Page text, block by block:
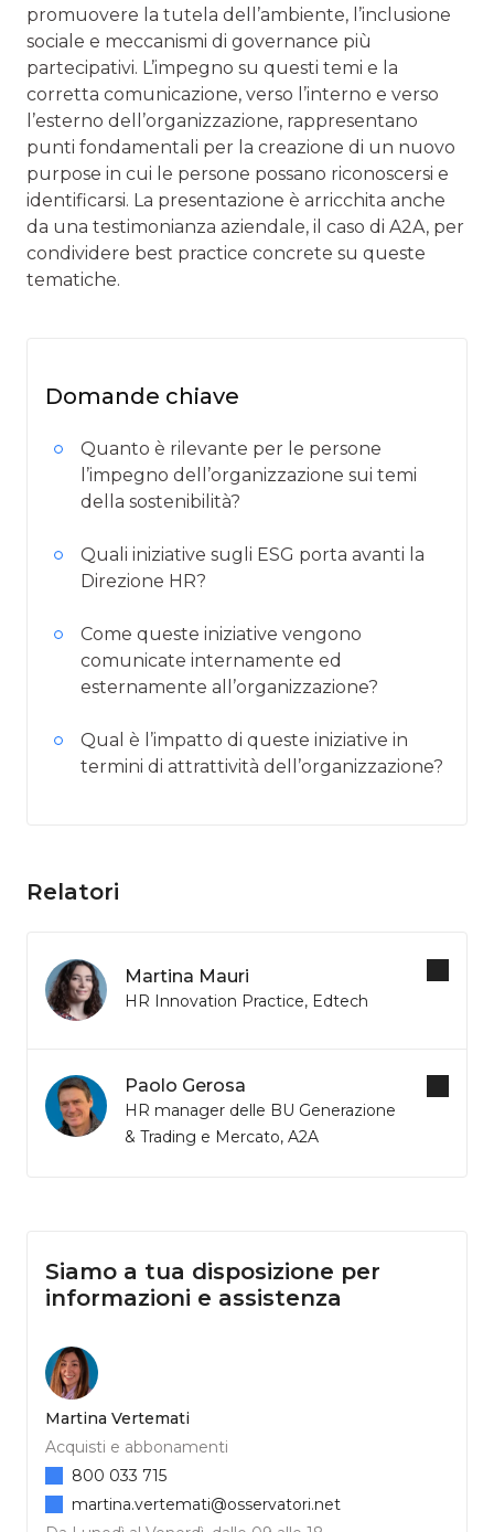
promuovere la tutela dell’ambiente, l’inclusione
sociale e meccanismi di governance più
partecipativi. L’impegno su questi temi e la
corretta comunicazione, verso l’interno e verso
l’esterno dell’organizzazione, rappresentano
punti fondamentali per la creazione di un nuovo
purpose in cui le persone possano riconoscersi e
identificarsi. La presentazione è arricchita anche
da una testimonianza aziendale, il caso di A2A, per
condividere best practice concrete su queste
tematiche.
Domande chiave
Quanto è rilevante per le persone
l’impegno dell’organizzazione sui temi
della sostenibilità?
Quali iniziative sugli ESG porta avanti la
Direzione HR?
Come queste iniziative vengono
comunicate internamente ed
esternamente all’organizzazione?
Qual è l’impatto di queste iniziative in
termini di attrattività dell’organizzazione?
Relatori
Martina Mauri
HR Innovation Practice, Edtech
Paolo Gerosa
HR manager delle BU Generazione
& Trading e Mercato, A2A
Siamo a tua disposizione per
informazioni e assistenza
Martina Vertemati
Acquisti e abbonamenti
800 033 715
martina.vertemati@osservatori.net